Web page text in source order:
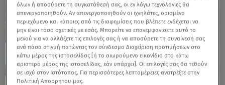
όλων ή αποσύρετε τη συγκατάθεσή σας, οι εν λόγω τεχνολογίες θα
απενεργοποιηθούν. Αν απενεργοποιηθούν οι ιχνηλάτες, ορισμένο
περιεχόμενο και κάποιες από τις διαφημίσεις που βλέπετε ενδέχεται να
μην είναι τόσο σχετικές με εσάς. Μπορείτε να επανεμφανίσετε αυτό το
μενού για να αλλάξετε τις επιλογές σας ή να αποσύρετε τη συναίνεσή σας
ανά πάσα στιγμή πατώντας τον σύνδεσμο Διαχείριση προτιμήσεων στο
κάτω μέρος της ιστοσελίδας [ή το αιωρούμενο εικονίδιο στο κάτω
αριστερό μέρος της ιστοσελίδας, εάν υπάρχει]. Οι επιλογές σας θα τεθούν
σε ισχύ στον Ιστότοπος. Για περισσότερες λεπτομέρειες ανατρέξτε στην
Πολιτική Απορρήτου μας.